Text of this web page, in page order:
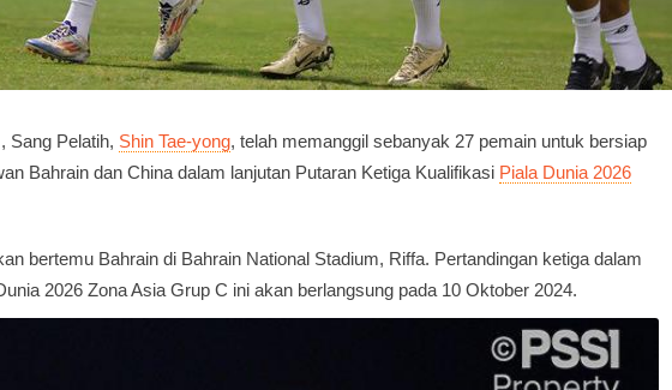
, Sang Pelatih, Shin Tae-yong, telah memanggil sebanyak 27 pemain untuk bersiap
Bahrain dan China dalam lanjutan Putaran Ketiga Kualifikasi Piala Dunia 2026
bertemu Bahrain di Bahrain National Stadium, Riffa. Pertandingan ketiga dalam
2026 Zona Asia Grup C ini akan berlangsung pada 10 Oktober 2024.